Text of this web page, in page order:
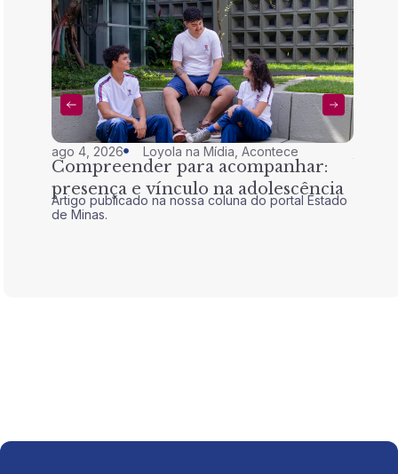
ago 4, 2026 Loyola na Mídia ,Acontece
Compreender para acompanhar:
presença e vínculo na adolescência
Artigo publicado na nossa coluna do portal Estado
de Minas.